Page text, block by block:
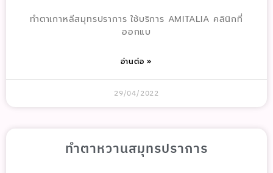
ทำตาเกาหลีสมุทรปราการ ใช้บริการ AMITALIA คลินิกที่
ออกแบ
อ่านต่อ »
29/04/2022
ทำตาหวานสมุทรปราการ